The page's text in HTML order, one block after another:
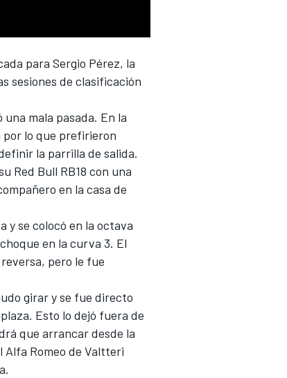
para Sergio Pérez, la
sesiones de clasificación
una mala pasada. En la
lo que prefirieron
la parrilla de salida.
Red Bull RB18 con una
en la casa de
y se colocó en la octava
en la curva 3. El
pero le fue
girar y se fue directo
Esto lo dejó fuera de
que arrancar desde la
Alfa Romeo de Valtteri